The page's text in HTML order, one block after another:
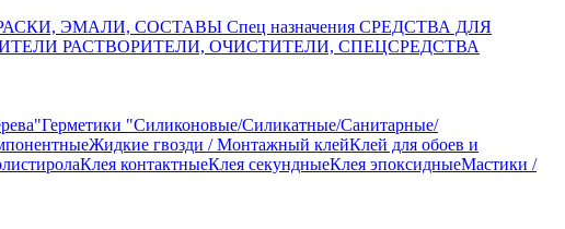
ЭМАЛИ, СОСТАВЫ Спец назначения СРЕДСТВА ДЛЯ
РАСТВОРИТЕЛИ, ОЧИСТИТЕЛИ, СПЕЦСРЕДСТВА
Герметики "Силиконовые/Силикатные/Санитарные/
Жидкие гвозди / Монтажный клейКлей для обоев и
Клея контактныеКлея секундныеКлея эпоксидныеМастики /